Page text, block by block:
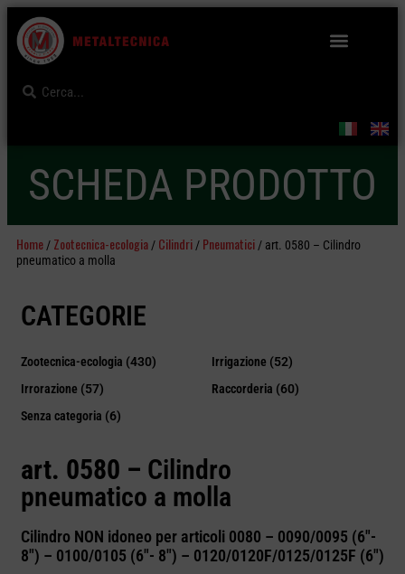
SCHEDA PRODOTTO
Home / Zootecnica-ecologia / Cilindri / Pneumatici / art. 0580 – Cilindro
pneumatico a molla
CATEGORIE
Zootecnica-ecologia (430) Irrigazione (52)
Irrorazione (57) Raccorderia (60)
Senza categoria (6)
art. 0580 – Cilindro
pneumatico a molla
Cilindro NON idoneo per articoli 0080 – 0090/0095 (6″-
8″) – 0100/0105 (6″- 8″) – 0120/0120F/0125/0125F (6″)